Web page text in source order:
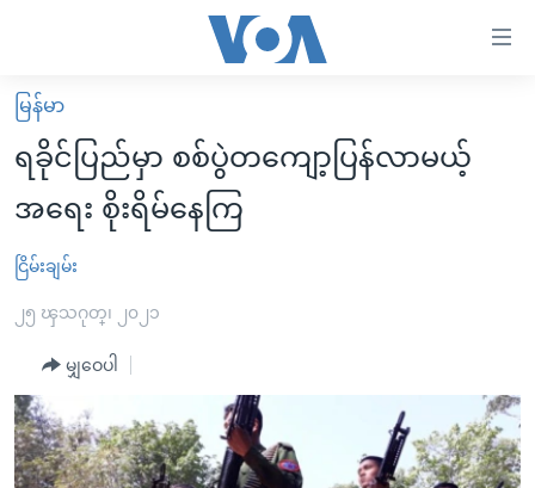
လွယ်ကူ
စေ
များ
ပင်မ
ကျော်
ကြည့်
ရန်
မူလစာမျက်နှာ
မြန်မာ
ကမ္ဘာ့သတင်းများ
နိုင်ငံတကာ
အစ္စရေး-ပါလက်စတိုင်း
ဗွီဒီယို
အင်္ဂလိပ်စာလေ့လာမယ်
အမေရိကန်သုံးအီဒီယံ
မကြေးမုံရဲ့ အင်္ဂလိပ်စာ
အပတ်စဉ်ကဏ္ဍများ
ရေဒီယို
ရေဒီယိုနှင့်ရုပ်သံ အချက်အလက်များ
မြန်မာ
ရခိုင်ပြည်မှာ စစ်ပွဲတကျော့ပြန်လာမယ့်
အရေး စိုးရိမ်နေကြ
ငြိမ်းချမ်း
၂၅ ၾသဂုတ္၊ ၂၀၂၁
မျှဝေပါ